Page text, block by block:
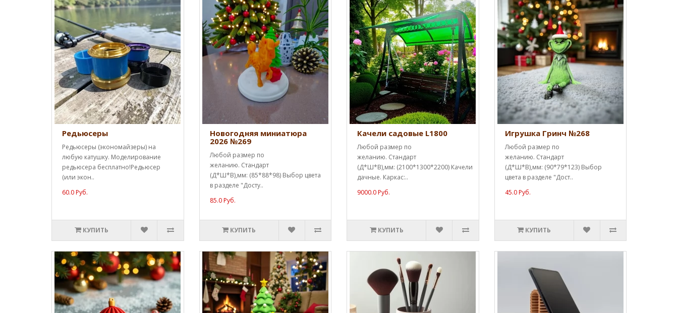
Редьюсеры
Редьюсеры (экономайзеры) на
любую катушку. Моделирование
редьюсера бесплатно!Редьюсер
(или экон..
60.0 Руб.
КУПИТЬ
Новогодняя миниатюра
2026 №269
Любой размер по
желанию. Стандарт
(Д*Ш*В),мм: (85*88*98) Выбор цвета
в разделе "Досту..
85.0 Руб.
КУПИТЬ
Качели садовые L1800
Любой размер по
желанию. Стандарт
(Д*Ш*В),мм: (2100*1300*2200) Качели
дачные. Каркас:..
9000.0 Руб.
КУПИТЬ
Игрушка Гринч №268
Любой размер по
желанию. Стандарт
(Д*Ш*В),мм: (90*79*123) Выбор
цвета в разделе "Дост..
45.0 Руб.
КУПИТЬ